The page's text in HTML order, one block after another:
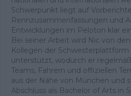
Schwerpunkt liegt auf
Rennzusammenfassungen und
Entwicklungen im Peloton klar
Bei seiner Arbeit wird Nic von
Kollegen der Schwesterplattform
unterstützt, wodurch er
Teams, Fahrern und offiziellen
aus der Nähe von München und
Abschluss als Bachelor of Arts in